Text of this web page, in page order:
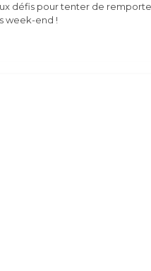
défis pour tenter de
week-end !